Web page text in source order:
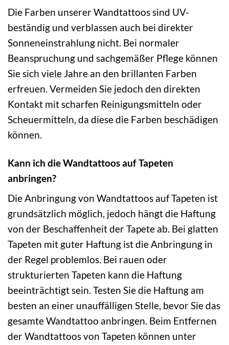
Die Farben unserer Wandtattoos sind UV-
beständig und verblassen auch bei direkter
Sonneneinstrahlung nicht. Bei normaler
Beanspruchung und sachgemäßer Pflege können
Sie sich viele Jahre an den brillanten Farben
erfreuen. Vermeiden Sie jedoch den direkten
Kontakt mit scharfen Reinigungsmitteln oder
Scheuermitteln, da diese die Farben beschädigen
können.
Kann ich die Wandtattoos auf Tapeten
anbringen?
Die Anbringung von Wandtattoos auf Tapeten ist
grundsätzlich möglich, jedoch hängt die Haftung
von der Beschaffenheit der Tapete ab. Bei glatten
Tapeten mit guter Haftung ist die Anbringung in
der Regel problemlos. Bei rauen oder
strukturierten Tapeten kann die Haftung
beeinträchtigt sein. Testen Sie die Haftung am
besten an einer unauffälligen Stelle, bevor Sie das
gesamte Wandtattoo anbringen. Beim Entfernen
der Wandtattoos von Tapeten können unter